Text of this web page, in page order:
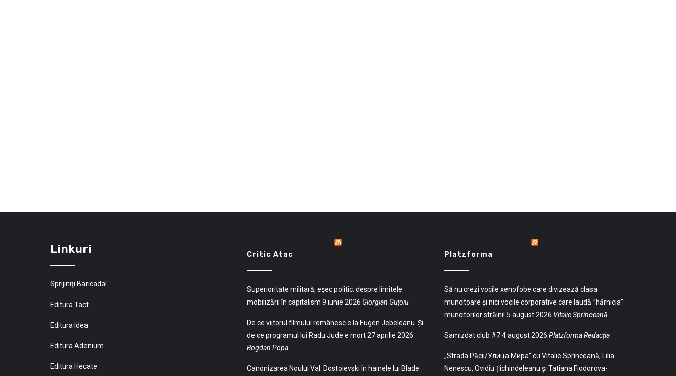
Linkuri
Sprijiniţi Baricada!
Editura Tact
Editura Idea
Editura Adenium
Editura Hecate
Critic Atac
Superioritate militară, eșec politic: despre limitele
mobilizării în capitalism 9 iunie 2026 Giorgian Guțoiu
De ce viitorul filmului românesc e la Eugen Jebeleanu. Și
de ce programul lui Radu Jude e mort 27 aprilie 2026
Bogdan Popa
Canonizarea Noului Val: Dostoievski în hainele lui Blade
Platzforma
Să nu crezi vocile xenofobe care divizează clasa
muncitoare și nici vocile corporative care laudă ”hărnicia”
muncitorilor străini! 5 august 2026 Vitalie Sprînceană
Samizdat club #7 4 august 2026 Platzforma Redacția
„Strada Păcii/Улица Мира” cu Vitalie Sprînceană, Lilia
Nenescu, Ovidiu Țichindeleanu și Tatiana Fiodorova-